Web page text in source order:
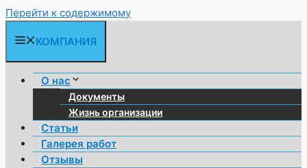
Перейти к содержимому
КОМПАНИЯ
О нас
Документы
Жизнь организации
Статьи
Галерея работ
Отзывы